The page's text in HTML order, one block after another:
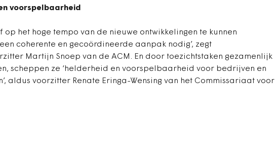
voorspelbaarheid
op het hoge tempo van de nieuwe ontwikkelingen te kunnen
coherente en gecoördineerde aanpak nodig’, zegt
Martijn Snoep van de ACM. En door toezichtstaken gezamenlijk
scheppen ze ‘helderheid en voorspelbaarheid voor bedrijven en
aldus voorzitter Renate Eringa-Wensing van het Commissariaat voor